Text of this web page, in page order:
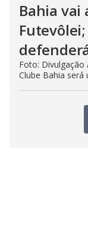
Bahia vai
Foto: Divulgação
Clube Bahia será